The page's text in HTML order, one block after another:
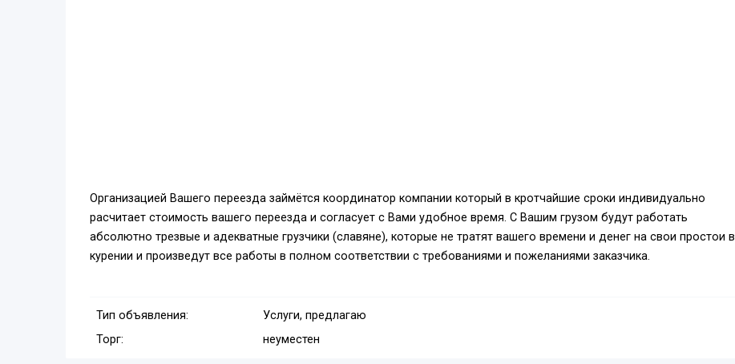
Организацией Вашего переезда займётся координатор компании который в кротчайшие сроки индивидуально
расчитает стоимость вашего переезда и согласует с Вами удобное время. С Вашим грузом будут работать
абсолютно трезвые и адекватные грузчики (славяне), которые не тратят вашего времени и денег на свои простои в
курении и произведут все работы в полном соответствии с требованиями и пожеланиями заказчика.
Тип объявления:
Услуги, предлагаю
Торг:
неуместен